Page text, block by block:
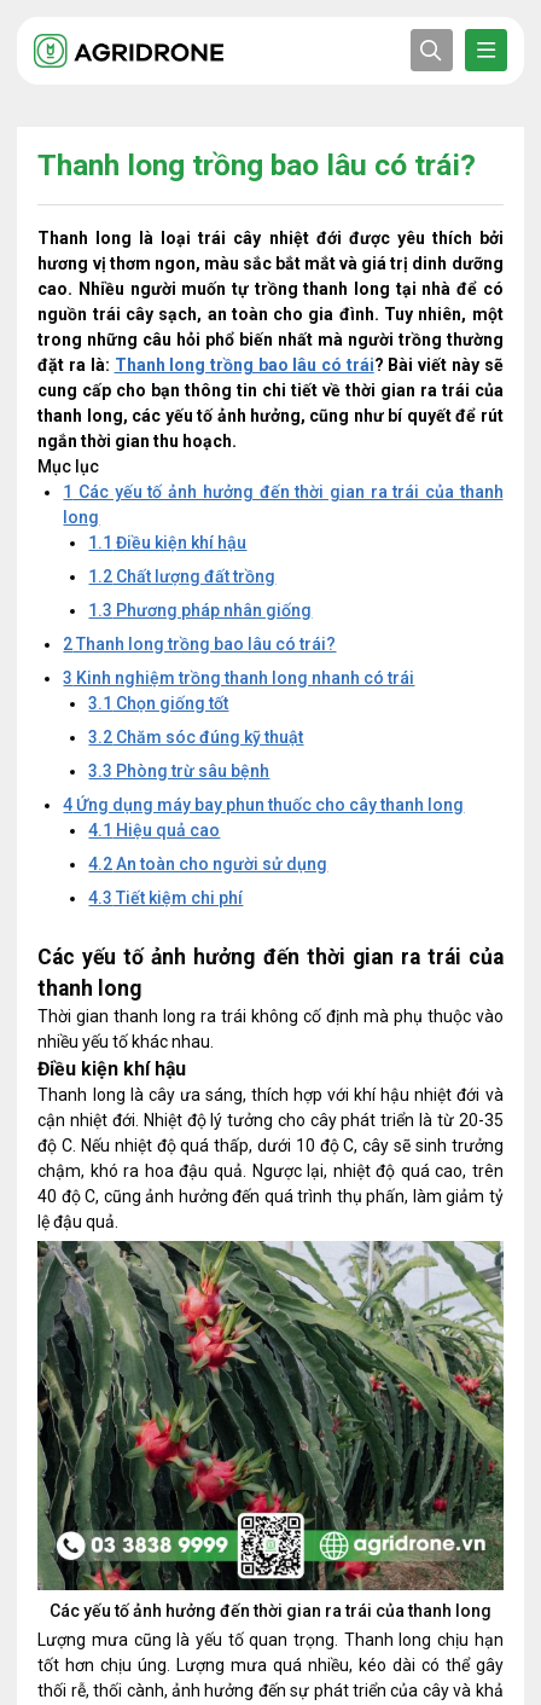
Thanh long trồng bao lâu có trái?
Thanh long là loại trái cây nhiệt đới được yêu thích bởi
hương vị thơm ngon, màu sắc bắt mắt và giá trị dinh dưỡng
cao. Nhiều người muốn tự trồng thanh long tại nhà để có
nguồn trái cây sạch, an toàn cho gia đình. Tuy nhiên, một
trong những câu hỏi phổ biến nhất mà người trồng thường
đặt ra là: Thanh long trồng bao lâu có trái? Bài viết này sẽ
cung cấp cho bạn thông tin chi tiết về thời gian ra trái của
thanh long, các yếu tố ảnh hưởng, cũng như bí quyết để rút
ngắn thời gian thu hoạch.
Mục lục
1 Các yếu tố ảnh hưởng đến thời gian ra trái của thanh
long
1.1 Điều kiện khí hậu
1.2 Chất lượng đất trồng
1.3 Phương pháp nhân giống
2Thanh long trồng bao lâu có trái?
3 Kinh nghiệm trồng thanh long nhanh có trái
3.1 Chọn giống tốt
3.2 Chăm sóc đúng kỹ thuật
3.3 Phòng trừ sâu bệnh
4Ứng dụng máy bay phun thuốc cho cây thanh long
4.1 Hiệu quả cao
4.2An toàn cho người sử dụng
4.3 Tiết kiệm chi phí
Các yếu tố ảnh hưởng đến thời gian ra trái của
thanh long
Thời gian thanh long ra trái không cố định mà phụ thuộc vào
nhiều yếu tố khác nhau.
Điều kiện khí hậu
Thanh long là cây ưa sáng, thích hợp với khí hậu nhiệt đới và
cận nhiệt đới. Nhiệt độ lý tưởng cho cây phát triển là từ 20-35
độ C. Nếu nhiệt độ quá thấp, dưới 10 độ C, cây sẽ sinh trưởng
chậm, khó ra hoa đậu quả. Ngược lại, nhiệt độ quá cao, trên
40 độ C, cũng ảnh hưởng đến quá trình thụ phấn, làm giảm tỷ
lệ đậu quả.
Các yếu tố ảnh hưởng đến thời gian ra trái của thanh long
Lượng mưa cũng là yếu tố quan trọng. Thanh long chịu hạn
tốt hơn chịu úng. Lượng mưa quá nhiều, kéo dài có thể gây
thối rễ, thối cành, ảnh hưởng đến sự phát triển của cây và khả